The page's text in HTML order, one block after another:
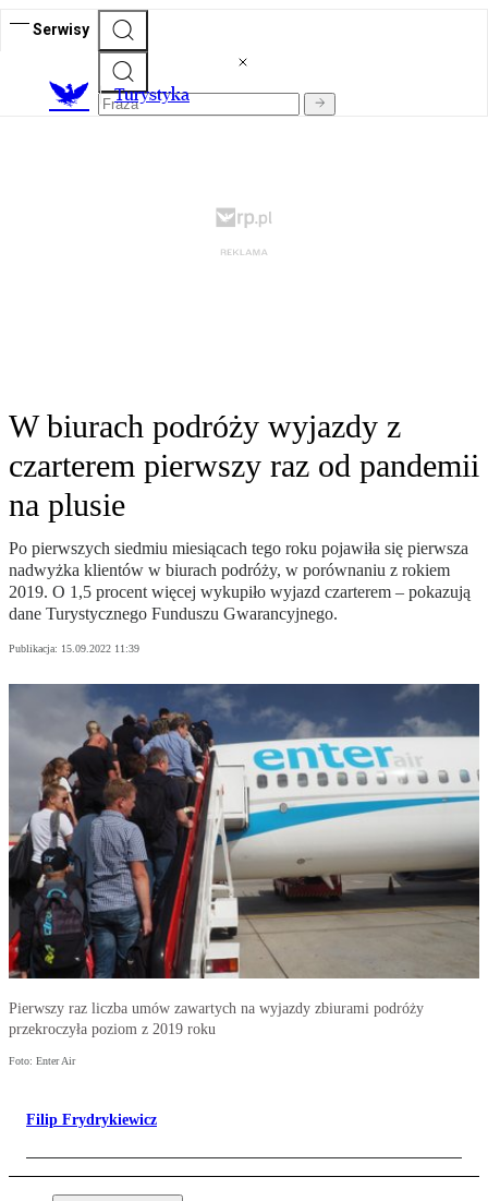
Serwisy
Turystyka
W biurach podróży wyjazdy z
czarterem pierwszy raz od pandemii
na plusie
Po pierwszych siedmiu miesiącach tego roku pojawiła się pierwsza
nadwyżka klientów w biurach podróży, w porównaniu z rokiem
2019. O 1,5 procent więcej wykupiło wyjazd czarterem – pokazują
dane Turystycznego Funduszu Gwarancyjnego.
Publikacja: 15.09.2022 11:39
Pierwszy raz liczba umów zawartych na wyjazdy zbiurami podróży
przekroczyła poziom z 2019 roku
Foto: Enter Air
Filip Frydrykiewicz